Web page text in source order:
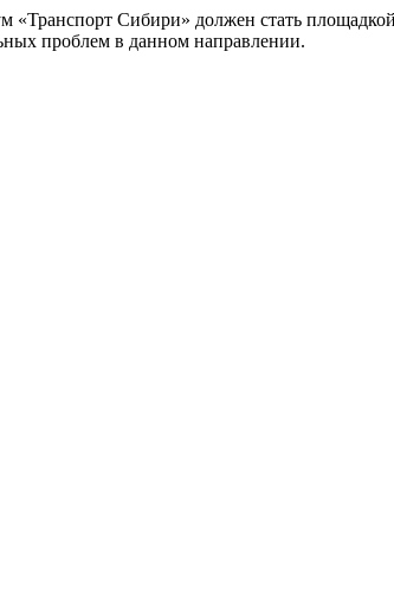
Сибири» должен стать
проблем в данном направлении.